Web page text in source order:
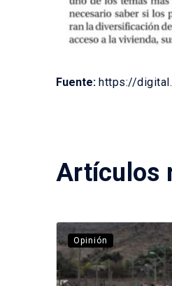
Fuente: https://
Artículos
Opinión